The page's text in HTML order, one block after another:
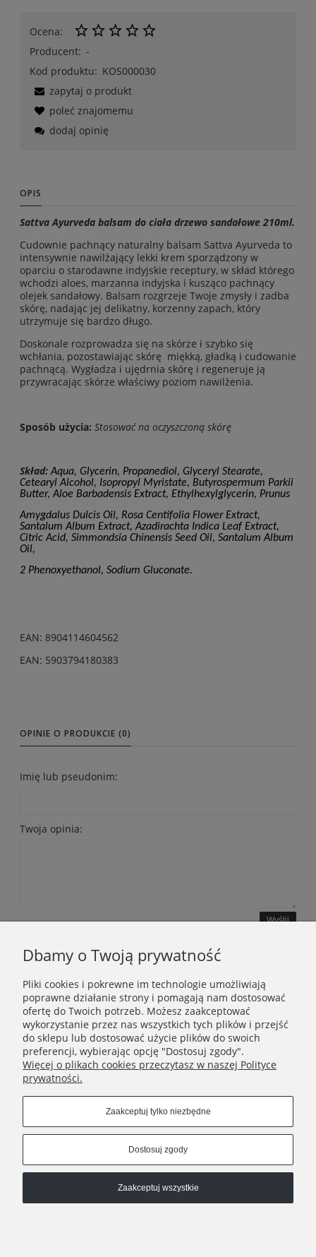
Ocena:
Producent: -
Kod produktu: KOS000030
zapytaj o produkt
poleć znajomemu
dodaj opinię
OPIS
Sattva Ayurveda balsam do ciała drzewo sandałowe 210ml.
Cudownie pachnący naturalny balsam Sattva Ayurveda to
intensywnie nawilżający lekki krem sporządzony w
oparciu o starodawne indyjskie receptury, w skład którego
wchodzi aloes, marzanna indyjska i kusząco pachnący
olejek sandałowy. Balsam rozgrzeje Twoje zmysły i zadba
skórę, nadając jej delikatny, korzenny zapach, który
utrzymuje się bardzo długo.
Doskonale rozprowadza się na skórze i szybko się
wchłania, pozostawiając skórę miękką, gładką i cudowanie
pachnącą. Wygładza i ujędrnia skórę i regeneruje ją
przywracając skórze właściwy poziom nawilżenia.
Sposób użycia: Stosować na oczyszczoną skórę
Skład: Aqua, Glycerin, Propanediol, Glyceryl Stearate,
Cetearyl Alcohol, Isopropyl Myristate, Butyrospermum Parkii
Butter, Aloe Barbadensis Extract, Ethylhexylglycerin, Prunus
Amygdalus Dulcis Oil, Rosa Centifolia Flower Extract,
Santalum Album Extract, Azadirachta Indica Leaf Extract,
Citric Acid, Simmondsia Chinensis Seed Oil, Santalum Album
Oil,
2 Phenoxyethanol, Sodium Gluconate.
EAN: 8904114604562
EAN: 5903794180383
OPINIE O PRODUKCIE (0)
Imię lub pseudonim:
Twoja opinia:
Wyślij
WAŻNE INFORMACJE
POLECANE STRONY
Dbamy o Twoją prywatność
Pliki cookies i pokrewne im technologie umożliwiają
poprawne działanie strony i pomagają nam dostosować
ofertę do Twoich potrzeb. Możesz zaakceptować
wykorzystanie przez nas wszystkich tych plików i przejść
do sklepu lub dostosować użycie plików do swoich
preferencji, wybierając opcję "Dostosuj zgody".
Więcej o plikach cookies przeczytasz w naszej Polityce
prywatności.
Zaakceptuj tylko niezbędne
Dostosuj zgody
Zaakceptuj wszystkie